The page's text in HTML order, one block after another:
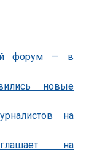
форум — в
новые
на
на